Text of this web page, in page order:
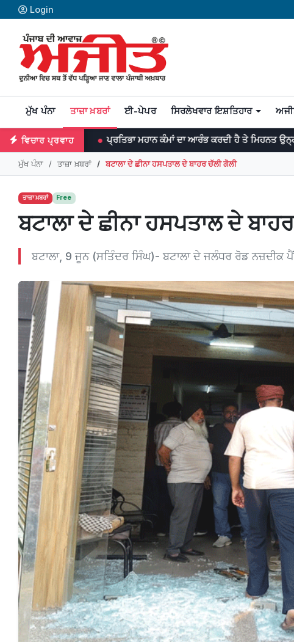
Login
ਮੁੱਖ ਪੰਨਾ ਤਾਜ਼ਾ ਖ਼ਬਰਾਂ ਈ-ਪੇਪਰ ਸਿਰਲੇਖਵਾਰ ਇਸ਼ਤਿਹਾਰ
ਵਿਚਾਰ ਪ੍ਰਵਾਹ
ਪ੍ਰਤਿਭਾ ਮਹਾਨ ਕੰਮਾਂ ਦਾ ਆਰੰਭ ਕਰਦੀ ਹੈ ਤੇ ਮਿਹਨਤ ਉਨ੍ਹਾਂ ਨੂੰ ਨੇਪਰੇ
ਮੁੱਖ ਪੰਨਾ ਤਾਜ਼ਾ ਖ਼ਬਰਾਂ ਬਟਾਲਾ ਦੇ ਛੀਨਾ ਹਸਪਤਾਲ ਦੇ ਬਾਹਰ ਚੱਲੀ ਗੋਲੀ
ਤਾਜ਼ਾ ਖ਼ਬਰਾਂ Free
ਬਟਾਲਾ ਦੇ ਛੀਨਾ ਹਸਪਤਾਲ ਦੇ
ਬਟਾਲਾ, 9 ਜੂਨ (ਸਤਿੰਦਰ ਸਿੰਘ)- ਬਟਾਲਾ ਦੇ ਜਲੰਧਰ ਰੋਡ ਨਜ਼ਦੀਕ